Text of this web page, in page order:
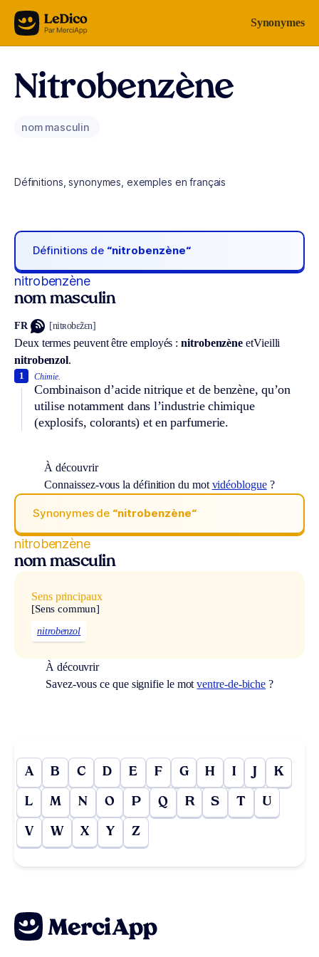
Aller au contenu Synonymes
Nitrobenzène
nom masculin
Définitions, synonymes, exemples en français
Définitions de “nitrobenzène“
nitrobenzène
nom masculin
FR [nitʀobɛ̃zɛn]
Deux termes peuvent être employés :nitrobenzèneetVieilli
nitrobenzol.
Chimie.
Combinaison d’acide nitrique et de benzène, qu’on
utilise notamment dans l’industrie chimique
(explosifs, colorants) et en parfumerie.
1
À découvrir
Connaissez-vous la définition du mot vidéoblogue?
Synonymes de “nitrobenzène“
nitrobenzène
nom masculin
Sens principaux
[Sens commun]
nitrobenzol
À découvrir
Savez-vous ce que signifie le motventre-de-biche ?
A B C D E F G H I J K
L M N O P Q R S T U
V W X Y Z